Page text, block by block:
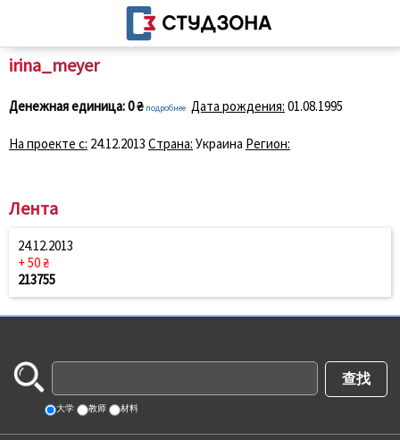
irina_meyer
Денежная единица:0 ₴ подробнее Дата рождения: 01.08.1995
На проекте с: 24.12.2013 Страна: Украина Регион:
Лента
24.12.2013
+ 50 ₴
213755
大学 教师 材料